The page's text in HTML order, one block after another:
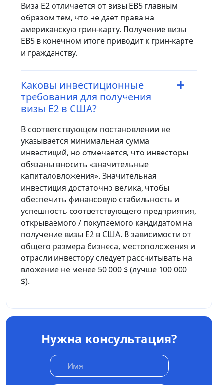
Виза E2 отличается от визы EB5 главным
образом тем, что не дает права на
американскую грин-карту. Получение визы
EB5 в конечном итоге приводит к грин-карте
и гражданству.
Каковы инвестиционные
требования для получения
визы E2 в США?
В соответствующем постановлении не
указывается минимальная сумма
инвестиций, но отмечается, что инвесторы
обязаны вносить «значительные
капиталовложения». Значительная
инвестиция достаточно велика, чтобы
обеспечить финансовую стабильность и
успешность соответствующего предприятия,
открываемого / покупаемого кандидатом на
получение визы E2 в США. В зависимости от
общего размера бизнеса, местоположения и
отрасли инвестору следует рассчитывать на
вложение не менее 50 000 $ (лучше 100 000
$).
Нужна консультация?